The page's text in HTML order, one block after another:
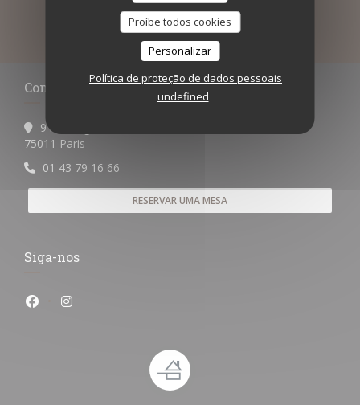
Proíbe todos cookies
Personalizar
Política de proteção de dados pessoais
undefined
SUBSCREVER
Contacte-nos
9 rue Auguste Laurent
75011 Paris
01 43 79 16 66
RESERVAR UMA MESA
Siga-nos
Facebook ((abre numa nova janela))
Instagram ((abre numa nova janela))